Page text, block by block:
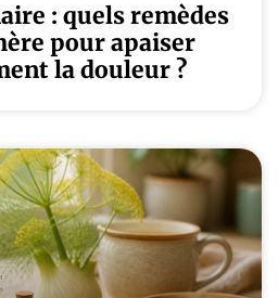
: quels remèdes
pour apaiser
la douleur ?